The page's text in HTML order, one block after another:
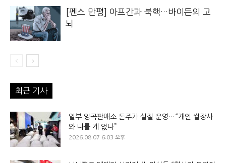
[펜스 만평] 아프간과 북핵…바이든의 고
뇌
최근 기사
일부 양곡판매소 돈주가 실질 운영…“개인 쌀장사
와 다를 게 없다”
2026.08.07 6:03 오후